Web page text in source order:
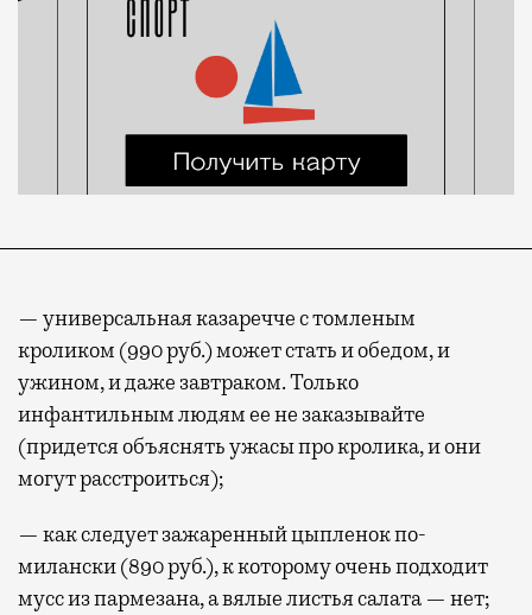
— универсальная казаречче с томленым
кроликом (990 руб.) может стать и обедом, и
ужином, и даже завтраком. Только
инфантильным людям ее не заказывайте
(придется объяснять ужасы про кролика, и они
могут расстроиться);
— как следует зажаренный цыпленок по-
милански (890 руб.), к которому очень подходит
мусс из пармезана, а вялые листья салата — нет;